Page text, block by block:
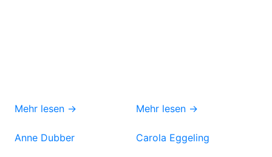
Mehr lesen → Mehr lesen →
Anne Dubber Carola Eggeling